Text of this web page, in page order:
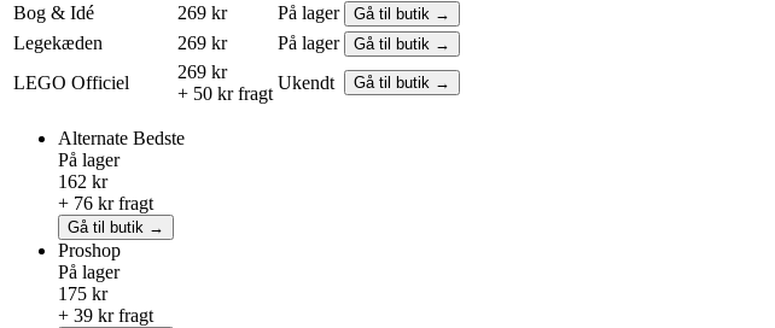
Bog & Idé 269 kr På lager Gå til butik →
Legekæden 269 kr På lager Gå til butik →
LEGO Officiel
269 kr
+ 50 kr fragt
Ukendt Gå til butik →
Alternate Bedste
På lager
162 kr
+ 76 kr fragt
Gå til butik →
Proshop
På lager
175 kr
+ 39 kr fragt